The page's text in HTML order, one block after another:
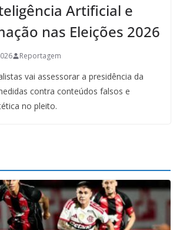
Artificial e
nas Eleições 2026
Reportagem
vai assessorar a presidência da
contra conteúdos falsos e
no pleito.